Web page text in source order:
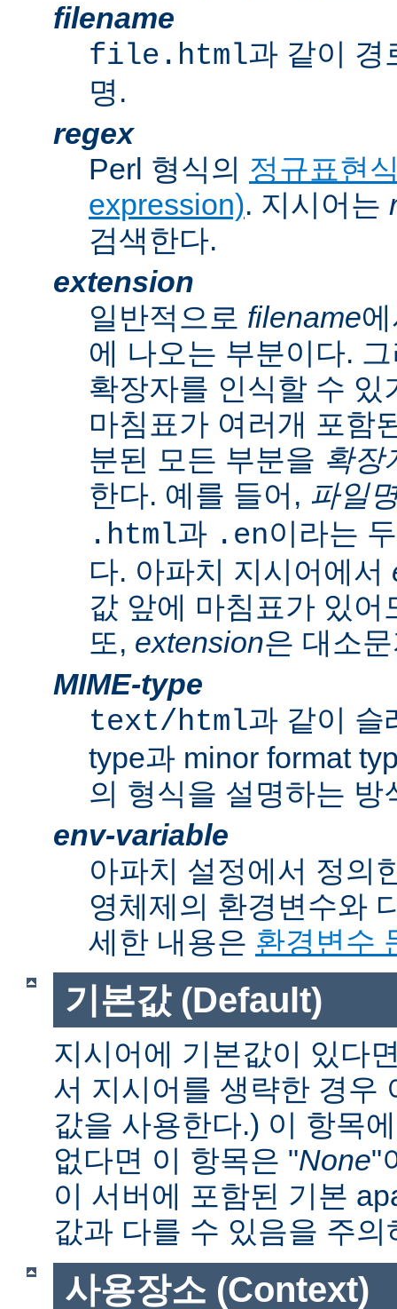
filename
file.html과 같이 경
명.
regex
Perl 형식의 정규표현
expression). 지시어는
검색한다.
extension
일반적으로 filename
에 나오는 부분이다.
확장자를 인식할 수
마침표가 여러개 포함
분된 모든 부분을 확장
한다. 예를 들어, 파일
.html과 .en이라는
다. 아파치 지시어에서
값 앞에 마침표가 있
또, extension은 대소
MIME-type
text/html과 같이 슬
type과 minor format
의 형식을 설명하는 방
env-variable
아파치 설정에서 정의
영체제의 환경변수와
세한 내용은 환경변수
기본값 (Default)
지시어에 기본값이 있다
서 지시어를 생략한 경우
값을 사용한다.) 이 항목
없다면 이 항목은 "None"
이 서버에 포함된 기본
값과 다를 수 있음을 주의
사용장소 (Context)